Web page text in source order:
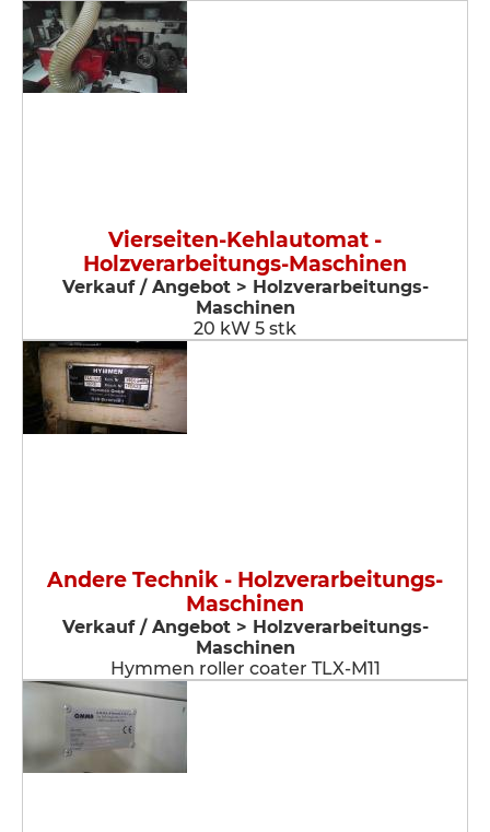
Vierseiten-Kehlautomat -
Holzverarbeitungs-Maschinen
Verkauf / Angebot > Holzverarbeitungs-
Maschinen
20 kW 5 stk
Andere Technik - Holzverarbeitungs-
Maschinen
Verkauf / Angebot > Holzverarbeitungs-
Maschinen
Hymmen roller coater TLX-M11